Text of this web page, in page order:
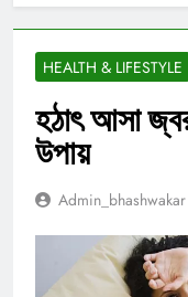
HEALTH & LIFESTYLE
হঠাৎ আসা
উপায়
Admin_bhashwakar